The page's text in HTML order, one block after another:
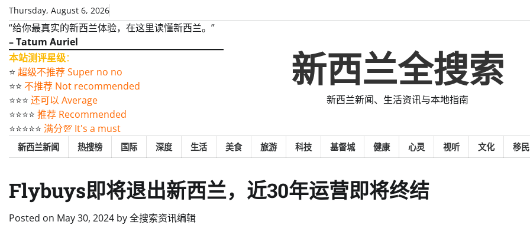
Skip
content
Thursday, August 6, 2026
“给你最真实的新西兰体验，在这里读懂新西兰。”
– Tatum Auriel
本站测评星级：
⭐️ 超级不推荐 Super no no
⭐️⭐️ 不推荐 Not recommended
⭐️⭐️⭐️ 还可以 Average
⭐️⭐️⭐️⭐️ 推荐 Recommended
⭐️⭐️⭐️⭐️⭐️ 满分💯 It's a must
新西兰全搜索
新西兰新闻、生活资讯与本地指南
新西兰新闻 热搜榜 国际 深度 生活 美食 旅游 科技 基督城 健康 心灵 视听 文化 移民
Flybuys即将退出新西兰，近30年运营即将终结
Posted on May 30, 2024 by全搜索资讯编辑